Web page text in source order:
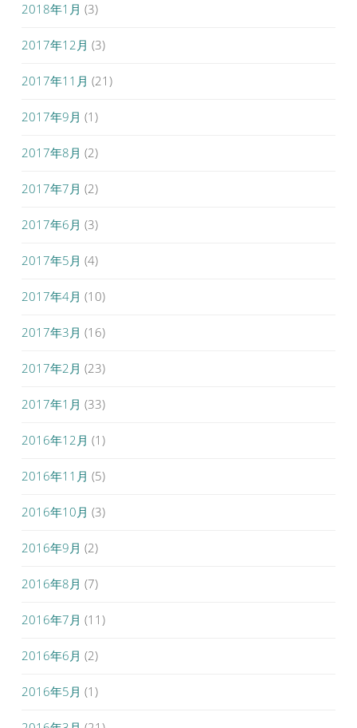
2018年1月 (3)
2017年12月 (3)
2017年11月 (21)
2017年9月 (1)
2017年8月 (2)
2017年7月 (2)
2017年6月 (3)
2017年5月 (4)
2017年4月 (10)
2017年3月 (16)
2017年2月 (23)
2017年1月 (33)
2016年12月 (1)
2016年11月 (5)
2016年10月 (3)
2016年9月 (2)
2016年8月 (7)
2016年7月 (11)
2016年6月 (2)
2016年5月 (1)